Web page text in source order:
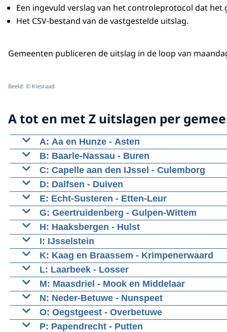
Een ingevuld verslag van het controleprotocol dat
Het CSV-bestand van de vastgestelde uitslag.
Gemeenten publiceren de uitslag in de loop van
Beeld: © Kiesraad
A tot en met Z uitslagen per
A: Aa en Hunze - Asten
B: Baarle-Nassau - Buren
C: Capelle aan den IJssel - Culemborg
D: Dalfsen - Duiven
E: Echt-Susteren - Etten-Leur
G: Geertruidenberg - Gulpen-Wittem
H: Haaksbergen - Hulst
I: IJsselstein
K: Kaag en Braassem - Krimpenerwaard
L: Laarbeek - Losser
M: Maasdriel - Mook en Middelaar
N: Neder-Betuwe - Nunspeet
O: Oegstgeest - Overbetuwe
P: Papendrecht - Putten